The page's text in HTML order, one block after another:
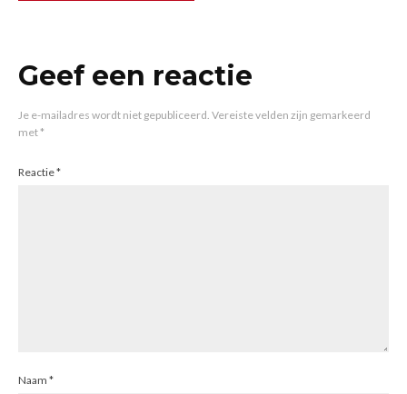
Geef een reactie
Je e-mailadres wordt niet gepubliceerd. Vereiste velden zijn gemarkeerd
met*
Reactie*
Naam *